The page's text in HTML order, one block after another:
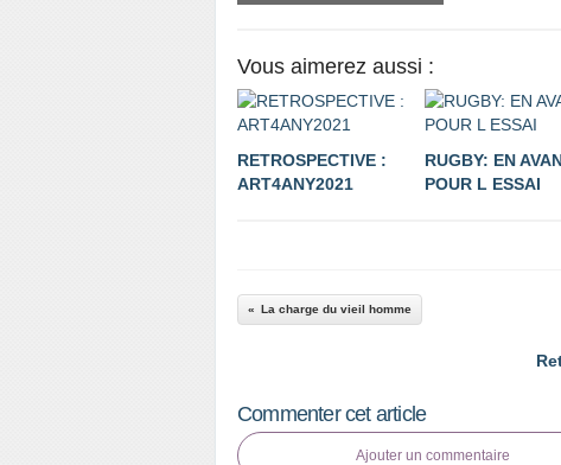
Vous aimerez aussi :
RETROSPECTIVE :
ART4ANY2021
RUGBY: EN
POUR L ESSAI
La charge du vieil homme
Commenter cet article
Ajouter un commentaire